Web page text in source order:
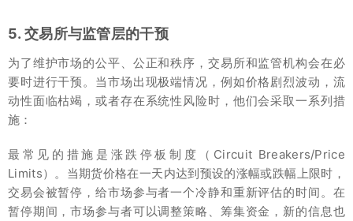
5. 交易所与监管层的干预
为了维护市场的公平、公正和秩序，交易所和监管机构会在必
要时进行干预。当市场出现极端情况，例如价格剧烈波动，流
动性面临枯竭，或者存在系统性风险时，他们会采取一系列措
施：
最常见的措施是涨跌停板制度（Circuit Breakers/Price
Limits）。当期货价格在一天内达到预设的涨幅或跌幅上限时，
交易会被暂停，给市场参与者一个冷静和重新评估的时间。在
暂停期间，市场参与者可以调整策略、筹集资金，新的信息也